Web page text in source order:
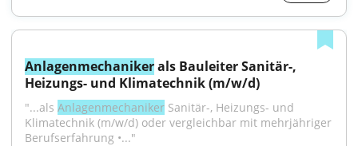
Anlagenmechaniker als Bauleiter Sanitär-,
Heizungs- und Klimatechnik (m/w/d)
"...als Anlagenmechaniker Sanitär-, Heizungs- und
Klimatechnik (m/w/d) oder vergleichbar mit mehrjähriger
Berufserfahrung •..."